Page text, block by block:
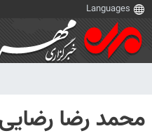
محمد رضا